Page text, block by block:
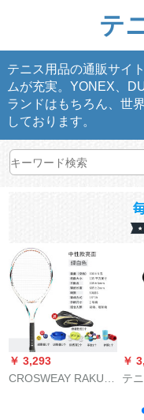
テ
テニス用品の通販サイ
ムが充実。YONEX、
ランドはもちろん、世
しております。
￥ 3,293
CROSWEAY RAKUシ
￥
テ
初